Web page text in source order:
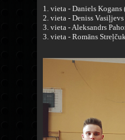
1. vieta - Daniels Kogans
2. vieta - Deniss Vasiļjevs
3. vieta - Aleksandrs
3. vieta - Romāns